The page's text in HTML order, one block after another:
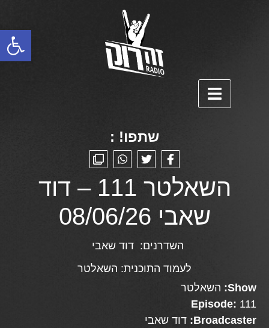
פתח סרגל נגישות
שתפו! :
השאלטר 111 – דוד
שאבי 08/06/26
השדרנים: דוד שאבי
לעמוד התוכנית: השאלטר
Show: השאלטר
Episode: 111
Broadcaster: דוד שאבי